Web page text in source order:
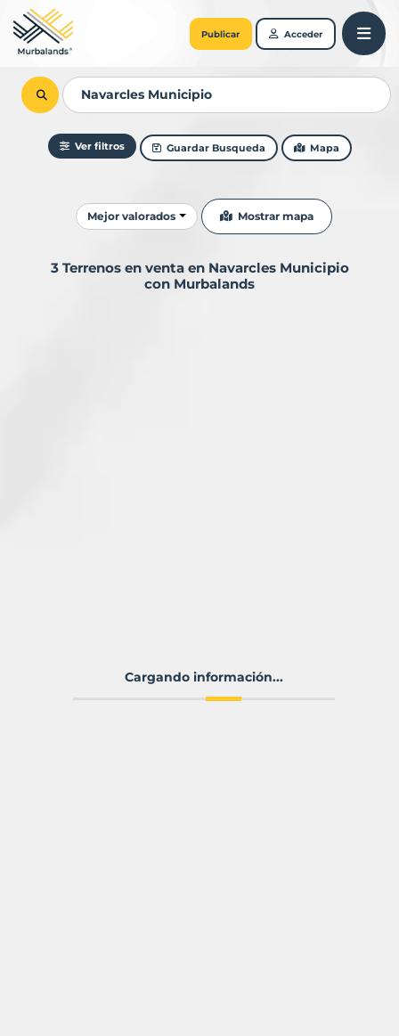
Publicar Acceder
Ver filtros Guardar Busqueda Mapa
Ordenar resultados
Mejor valorados Mostrar mapa
3 Terrenos en venta en Navarcles Municipio
con Murbalands
Cargando información...